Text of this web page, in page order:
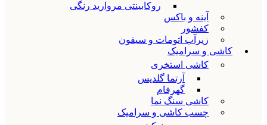
روکابینتی مروارید رنگی
آینه و باکس
کفشور
زیرآب اتومات و سیفون
کاشی و سرامیک
کاشی استخری
آرتما گلدیس
گهرفام
کاشی سنگ نما
چسب کاشی و سرامیک